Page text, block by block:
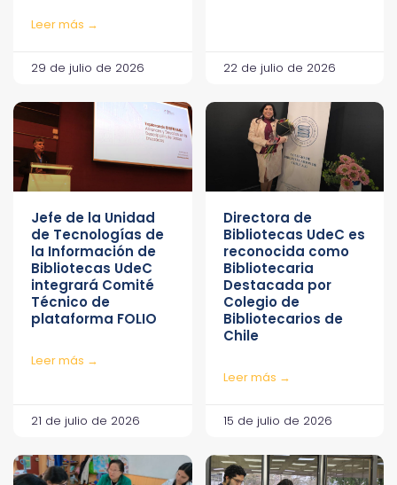
Leer más →
29 de julio de 2026 22 de julio de 2026
Jefe de la Unidad
de Tecnologías de
la Información de
Bibliotecas UdeC
integrará Comité
Técnico de
plataforma FOLIO
Leer más →
21 de julio de 2026
Directora de
Bibliotecas UdeC es
reconocida como
Bibliotecaria
Destacada por
Colegio de
Bibliotecarios de
Chile
Leer más →
15 de julio de 2026